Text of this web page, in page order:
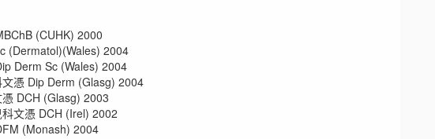
(CUHK) 2000
(Dermatol)(Wales) 2004
Derm Sc (Wales) 2004
憑 Dip Derm (Glasg) 2004
DCH (Glasg) 2003
文憑 DCH (Irel) 2002
(Monash) 2004